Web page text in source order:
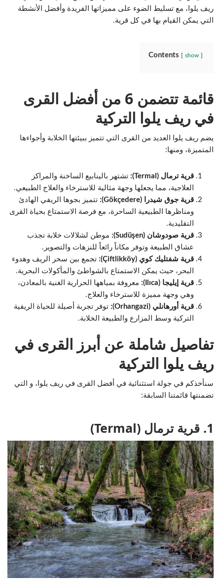
ريف يلوا، مع تسليط الضوء على مميزاتها الفريدة وأفضل الأنشطة
التي يمكن القيام بها في كل قرية.
Contents show
قائمة تتضمن 6 من أفضل القرى
في ريف يلوا التركية
يضم ريف يلوا العديد من القرى التي تتميز ببيئتها الخلابة وأجواءها
المتميزة، ومنها:
قرية ترمال (Termal):
تشتهر بالينابيع الساخنة والمراكز
العلاجية، مما يجعلها وجهة مثالية للاسترخاء والعلاج الطبيعي.
قرية جوق شيدرا (Gökçedere):
تتميز بجوها الريفي الهادئ
ومناظرها الطبيعية الساحرة، مع فرصة الاستمتاع بحياة القرى
التقليدية.
قرية صودوشان (Sudüşen):
موطن لشلالات خلابة تجذب
عشاق الطبيعة وتوفر مكاناً رائعاً للنزهات والتصوير.
قرية شفتليك كوي (Çiftlikköy):
تجمع بين سحر الريف وهدوء
البحر، حيث يمكن الاستمتاع بالشواطئ والمأكولات البحرية.
قرية إيليجا (Ilıca):
معروفة بمياهها الحرارية الغنية بالمعادن،
وهي وجهة مميزة للاسترخاء والعلاج.
قرية أورهانلي (Orhangazi):
توفر تجربة أصيلة للحياة الريفية
التركية وسط المزارع والطبيعة الخلابة.
تفاصيل شاملة عن أبرز القرى في
ريف يلوا التركية
سنأخذكم في جولة استثنائية في أفضل القرى في ريف يلوا، و التي
تضمنتها قائمتنا السابقة:
1. قرية ترمال (Termal)